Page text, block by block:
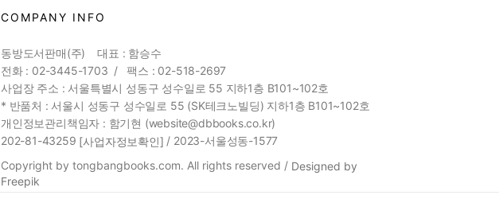
COMPANY INFO
동방도서판매(주) 대표 : 함승수
전화 : 02-3445-1703 / 팩스 : 02-518-2697
사업장 주소 : 서울특별시 성동구 성수일로 55 지하1층 B101~102호
* 반품처 : 서울시 성동구 성수일로 55 (SK테크노빌딩) 지하1층 B101~102호
개인정보관리책임자 : 함기현 (website@dbbooks.co.kr)
202-81-43259 [사업자정보확인] / 2023-서울성동-1577
Copyright by tongbangbooks.com. All rights reserved / Designed by
Freepik